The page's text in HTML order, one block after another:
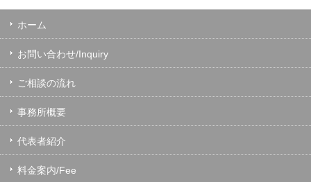
ホーム
お問い合わせ/Inquiry
ご相談の流れ
事務所概要
代表者紹介
料金案内/Fee